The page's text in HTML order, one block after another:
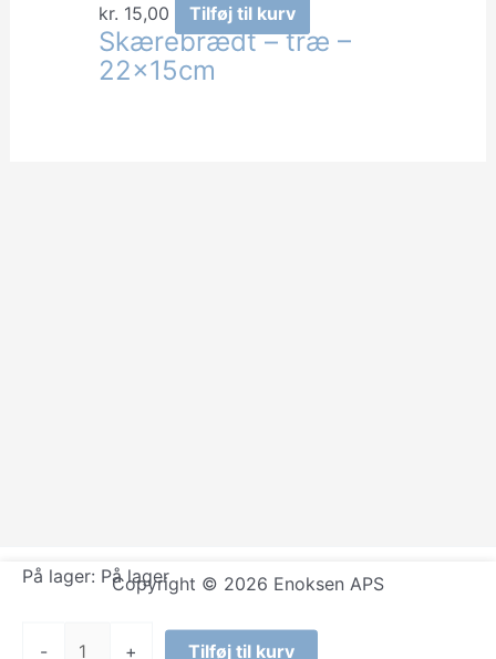
kr. 15,00 Tilføj til kurv
Skærebrædt – træ –
22x15cm
Copyright © 2026 Enoksen APS
På lager: På lager
- + Tilføj til kurv